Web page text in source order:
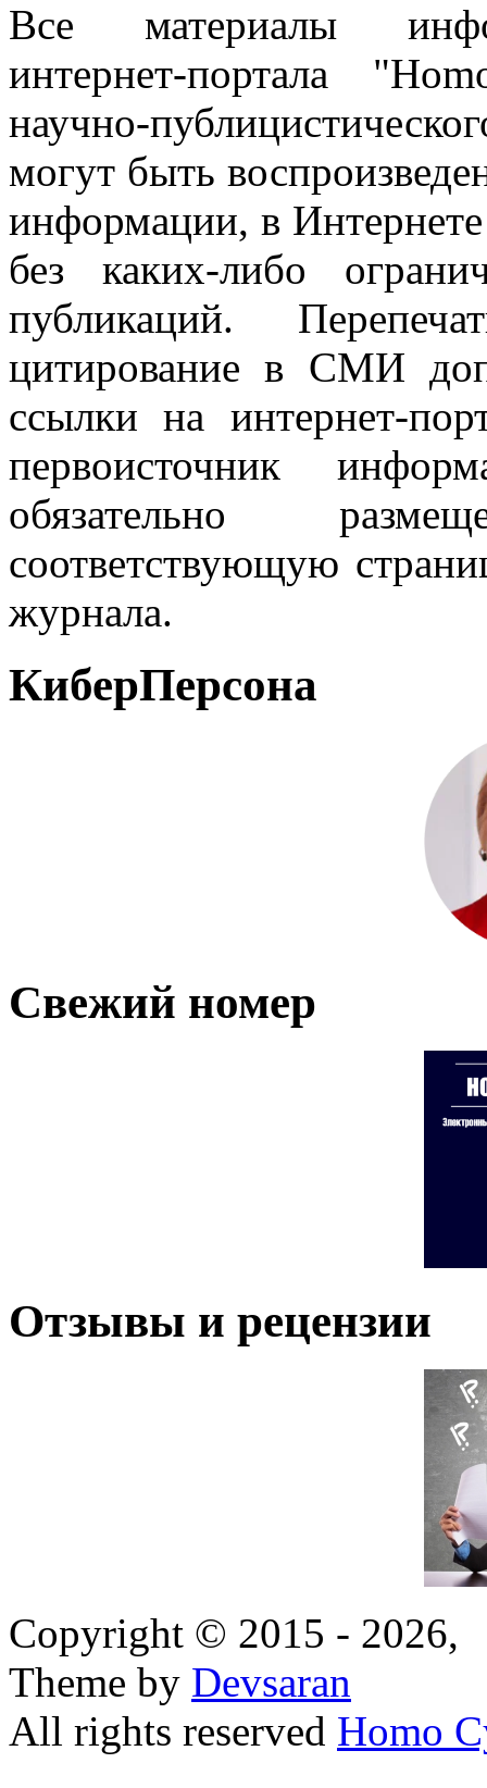
Все материалы
интернет-портала
научно-
могут быть
информации, в
без каких-либо
публикаций.
цитирование в СМИ
ссылки на интернет-
первоисточник
обязательно
соответствующую
журнала.
КиберПерсона
Свежий номер
Отзывы и рецензии
Copyright © 2015 - 2026,
Theme by Devsaran
All rights reserved Homo